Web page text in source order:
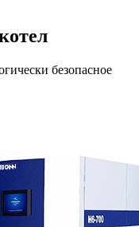
безопасное